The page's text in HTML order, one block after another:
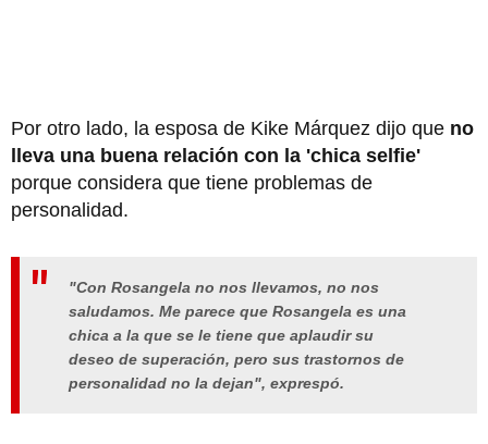
Por otro lado, la esposa de Kike Márquez dijo que no
lleva una buena relación con la 'chica selfie'
porque considera que tiene problemas de
personalidad.
"Con Rosangela no nos llevamos, no nos
saludamos. Me parece que Rosangela es una
chica a la que se le tiene que aplaudir su
deseo de superación, pero sus trastornos de
personalidad no la dejan", exprespó.